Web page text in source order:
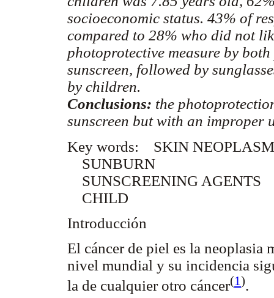
socioeconomic status. 43% of
compared to 28% who did not
photoprotective measure by
sunscreen, followed by
by children.
Conclusions: the
sunscreen but with an improper
Key words: SKIN
SUNBURN
SUNSCREENING AGENTS
CHILD
Introducción
El cáncer de piel es la neoplasia
nivel mundial y su incidencia
la de cualquier otro cáncer(1).